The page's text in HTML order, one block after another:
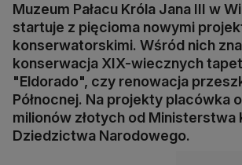
Muzeum Pałacu Króla Jana III w
startuje z pięcioma nowymi
konserwatorskimi. Wśród nich
konserwacja XIX-wiecznych
"Eldorado", czy renowacja
Północnej. Na projekty placówka
milionów złotych od Ministerstwa
Dziedzictwa Narodowego.